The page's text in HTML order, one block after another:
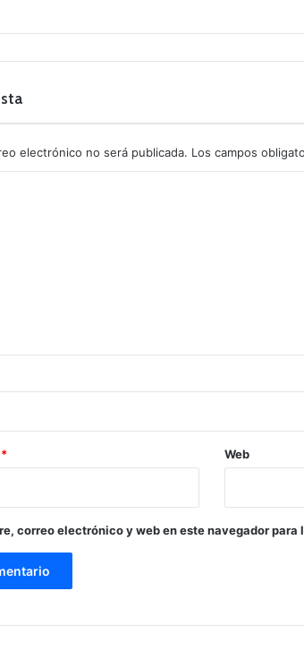
electrónico no será publicada. Los campos
* Web
correo electrónico y web en este navegador para